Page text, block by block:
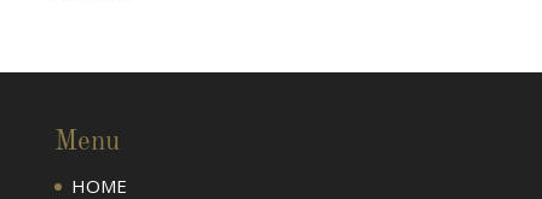
Menu
HOME